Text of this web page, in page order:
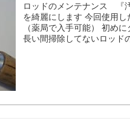
ロッドのメンテナンス 『
を綺麗にします 今回使用
（薬局で入手可能） 初め
長い間掃除してないロッド